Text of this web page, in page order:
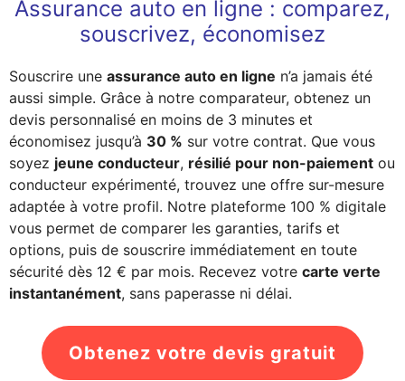
Assurance auto en ligne : comparez,
souscrivez, économisez
Souscrire une assurance auto en ligne n’a jamais été
aussi simple. Grâce à notre comparateur, obtenez un
devis personnalisé en moins de 3 minutes et
économisez jusqu’à 30 % sur votre contrat. Que vous
soyez jeune conducteur, résilié pour non-paiement ou
conducteur expérimenté, trouvez une offre sur-mesure
adaptée à votre profil. Notre plateforme 100 % digitale
vous permet de comparer les garanties, tarifs et
options, puis de souscrire immédiatement en toute
sécurité dès 12 € par mois. Recevez votre carte verte
instantanément, sans paperasse ni délai.
Obtenez votre devis gratuit